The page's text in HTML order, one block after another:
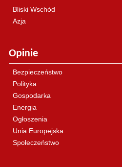
Bliski Wschód
Azja
Opinie
Bezpieczeństwo
Polityka
Gospodarka
Energia
Ogłoszenia
Unia Europejska
Społeczeństwo